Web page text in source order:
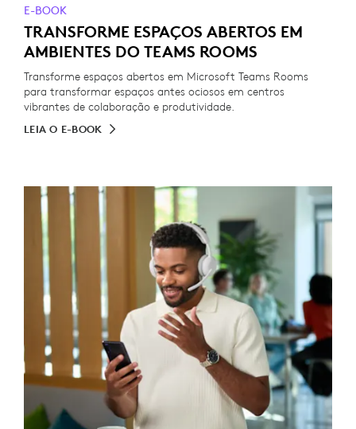
E-BOOK
TRANSFORME ESPAÇOS ABERTOS EM
AMBIENTES DO TEAMS ROOMS
Transforme espaços abertos em Microsoft Teams Rooms
para transformar espaços antes ociosos em centros
vibrantes de colaboração e produtividade.
LEIA O E-BOOK